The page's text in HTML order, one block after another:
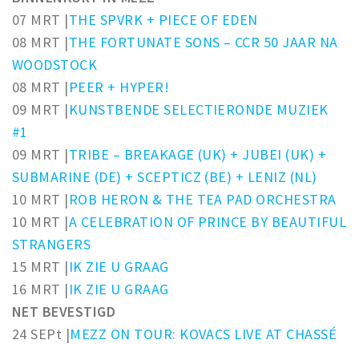
07 MRT |THE SPVRK + PIECE OF EDEN
08 MRT |THE FORTUNATE SONS – CCR 50 JAAR NA
WOODSTOCK
08 MRT |PEER + HYPER!
09 MRT |KUNSTBENDE SELECTIERONDE MUZIEK
#1
09 MRT |TRIBE – BREAKAGE (UK) + JUBEI (UK) +
SUBMARINE (DE) + SCEPTICZ (BE) + LENIZ (NL)
10 MRT |ROB HERON & THE TEA PAD ORCHESTRA
10 MRT |A CELEBRATION OF PRINCE BY BEAUTIFUL
STRANGERS
15 MRT |IK ZIE U GRAAG
16 MRT |IK ZIE U GRAAG
NET BEVESTIGD
24 SEPt |MEZZ ON TOUR: KOVACS LIVE AT CHASSÉ